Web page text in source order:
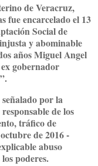
de Veracruz,
fue encarcelado el 13
Social de
y abominable
años Miguel Angel
gobernador
por la
de los
tráfico de
de 2016 -
abuso
poderes.